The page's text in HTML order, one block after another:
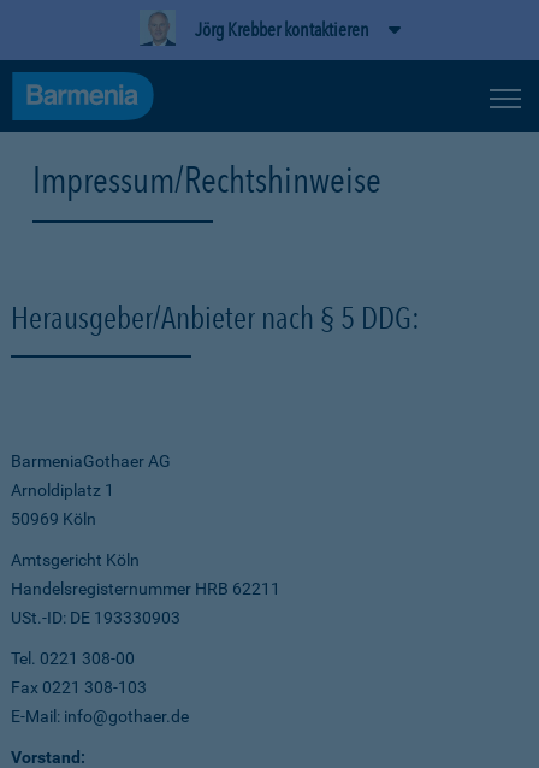
Jörg Krebber kontaktieren
Impressum/Rechtshinweise
Herausgeber/Anbieter nach § 5 DDG:
BarmeniaGothaer AG
Arnoldiplatz 1
50969 Köln
Amtsgericht Köln
Handelsregisternummer HRB 62211
USt.-ID: DE 193330903
Tel. 0221 308-00
Fax 0221 308-103
E-Mail: info@gothaer.de
Vorstand: